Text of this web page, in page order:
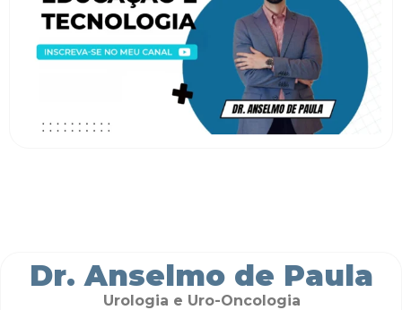
Dr. Anselmo de Paula
Urologia e Uro-Oncologia